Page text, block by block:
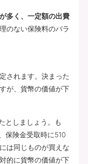
多く、一定額の出費
のない保険料のバラ
されます。決まった
が、貨幣の価値が下
としましょう。も
保険金受取時に510
は同じものが買えな
的に貨幣の価値が下